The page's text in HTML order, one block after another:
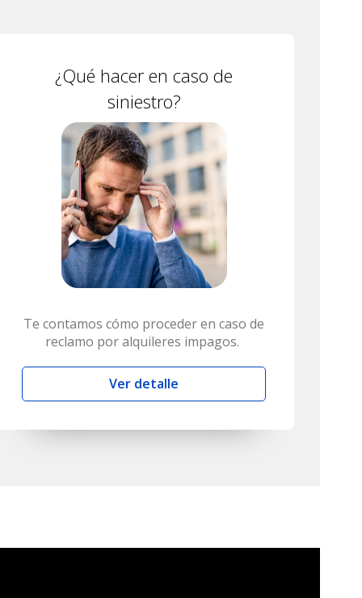
¿Qué hacer en caso de
siniestro?
Te contamos cómo proceder en caso de
reclamo por alquileres impagos.
Ver detalle